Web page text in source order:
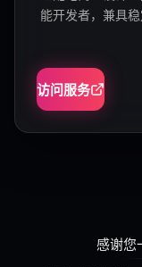
能开发者，兼具
访问服务
感谢您